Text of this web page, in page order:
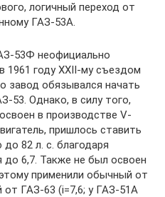
логичный переход от
ГАЗ-53A.
53Ф неофициально
1961 году ХХII-му съездом
обязывался начать
53. Однако, в силу того,
в производстве V-
пришлось ставить
82 л. с. благодаря
до 6,7. Также не был освоен
применили обычный от
от ГАЗ-63 (i=7,6; у ГАЗ-51A